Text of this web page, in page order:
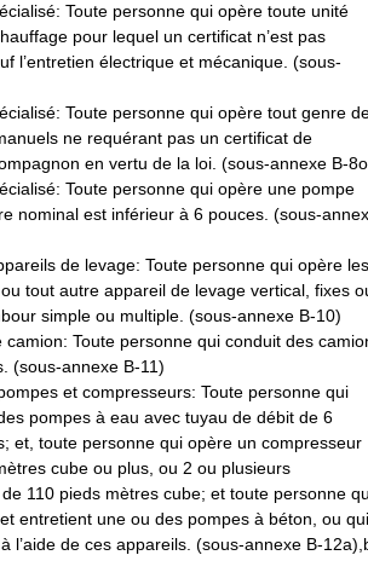
: Toute personne qui opère toute unité
pour lequel un certificat n’est pas
l’entretien électrique et mécanique. (sous-
: Toute personne qui opère tout genre
ne requérant pas un certificat de
en vertu de la loi. (sous-annexe B-
: Toute personne qui opère une pompe
nominal est inférieur à 6 pouces. (sous-
de levage: Toute personne qui opère les
tout autre appareil de levage vertical, fixes
simple ou multiple. (sous-annexe B-10)
camion: Toute personne qui conduit des
(sous-annexe B-11)
et compresseurs: Toute personne qui
pompes à eau avec tuyau de débit de 6
et, toute personne qui opère un compresseur
cube ou plus, ou 2 ou plusieurs
110 pieds mètres cube; et toute personne
entretient une ou des pompes à béton, ou qui
l’aide de ces appareils. (sous-annexe B-